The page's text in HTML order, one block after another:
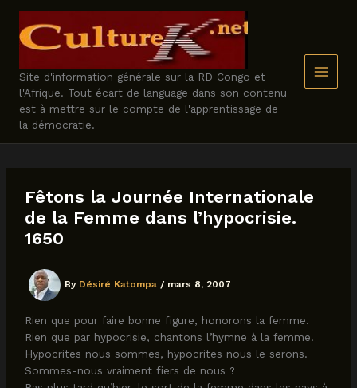
content
Site d'information générale sur la RD Congo et
l'Afrique. Tout écart de language dans son contenu
est à mettre sur le compte de l'apprentissage de
la démocratie.
Fêtons la Journée Internationale
de la Femme dans l’hypocrisie.
1650
By Désiré Katompa / mars 8, 2007
Rien que pour faire bonne figure, honorons la femme.
Rien que par hypocrisie, chantons l’hymne à la femme.
Hypocrites nous sommes, hypocrites nous le serons.
Sommes-nous vraiment fiers de nous ?